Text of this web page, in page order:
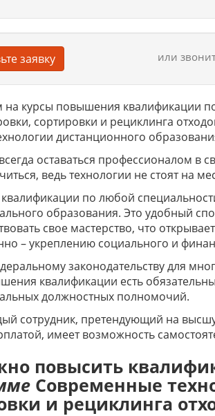
заявку или
курсы повышения квалификации
сортировки и рециклинга
дистанционного
оставаться профессионалом
ведь технологии не стоят на
по любой
образования. Это удобный
свое мастерство, что
– укреплению социального и
законодательству для
квалификации есть
должностных полномочий.
сотрудник, претендующий на
имеет возможность
повысить
Современные
и рециклинга